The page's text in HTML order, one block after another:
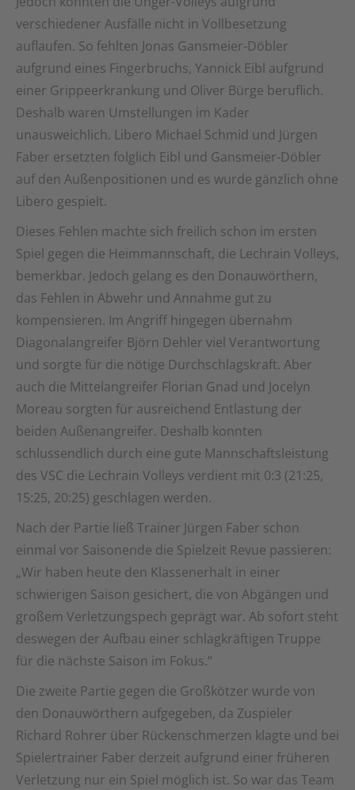
verschiedener Ausfälle nicht in Vollbesetzung
auflaufen. So fehlten Jonas Gansmeier-Döbler
aufgrund eines Fingerbruchs, Yannick Eibl aufgrund
einer Grippeerkrankung und Oliver Bürge beruflich.
Deshalb waren Umstellungen im Kader
unausweichlich. Libero Michael Schmid und Jürgen
Faber ersetzten folglich Eibl und Gansmeier-Döbler
auf den Außenpositionen und es wurde gänzlich ohne
Libero gespielt.
Dieses Fehlen machte sich freilich schon im ersten
Spiel gegen die Heimmannschaft, die Lechrain Volleys,
bemerkbar. Jedoch gelang es den Donauwörthern,
das Fehlen in Abwehr und Annahme gut zu
kompensieren. Im Angriff hingegen übernahm
Diagonalangreifer Björn Dehler viel Verantwortung
und sorgte für die nötige Durchschlagskraft. Aber
auch die Mittelangreifer Florian Gnad und Jocelyn
Moreau sorgten für ausreichend Entlastung der
beiden Außenangreifer. Deshalb konnten
schlussendlich durch eine gute Mannschaftsleistung
des VSC die Lechrain Volleys verdient mit 0:3 (21:25,
15:25, 20:25) geschlagen werden.
Nach der Partie ließ Trainer Jürgen Faber schon
einmal vor Saisonende die Spielzeit Revue passieren:
„Wir haben heute den Klassenerhalt in einer
schwierigen Saison gesichert, die von Abgängen und
großem Verletzungspech geprägt war. Ab sofort steht
deswegen der Aufbau einer schlagkräftigen Truppe
für die nächste Saison im Fokus.“
Die zweite Partie gegen die Großkötzer wurde von
den Donauwörthern aufgegeben, da Zuspieler
Richard Rohrer über Rückenschmerzen klagte und bei
Spielertrainer Faber derzeit aufgrund einer früheren
Verletzung nur ein Spiel möglich ist. So war das Team